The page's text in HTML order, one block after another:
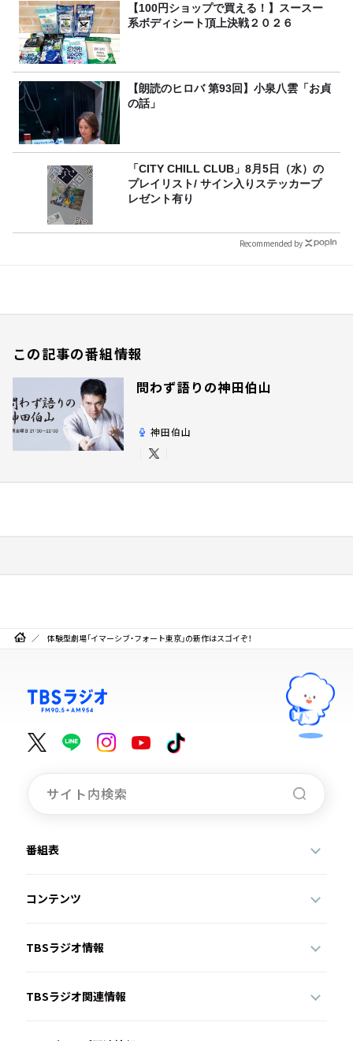
【100円ショップで買える！】スースー
系ボディシート頂上決戦２０２６
【朗読のヒロバ 第93回】小泉八雲「お貞
の話」
「CITY CHILL CLUB」8月5日（水）の
プレイリスト/ サイン入りステッカープ
レゼント有り
Recommended by
この記事の番組情報
問わず語りの神田伯山
神田伯山
体験型劇場「イマーシブ・フォート東京」の新作はスゴイぞ！
番組表
コンテンツ
TBSラジオ情報
TBSラジオ関連情報